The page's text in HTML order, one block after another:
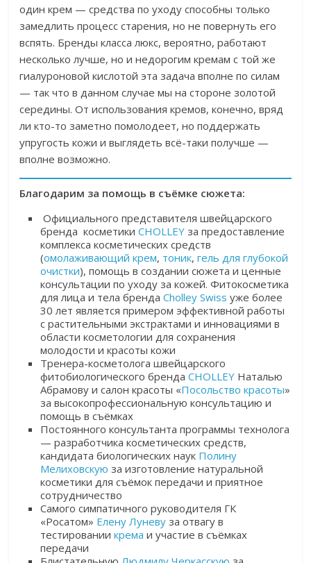
один крем — средства по уходу способны только
замедлить процесс старения, но не повернуть его
вспять. Бренды класса люкс, вероятно, работают
несколько лучше, но и недорогим кремам с той же
гиалуроновой кислотой эта задача вполне по силам
— так что в данном случае мы на стороне золотой
середины. От использования кремов, конечно, вряд
ли кто-то заметно помолодеет, но поддержать
упругость кожи и выглядеть всё-таки получше —
вполне возможно.
Благодарим за помощь в съёмке сюжета:
Официального представителя швейцарского
бренда косметикиCHOLLEY за предоставление
комплекса косметических средств
(омолаживающий крем, тоник,гель для глубокой
очистки), помощь в создании сюжета и ценные
консультации по уходу за кожей. Фитокосметика
для лица и тела брендаCholley Swiss уже более
30 лет является примером эффективной работы
с растительными экстрактами и инновациями в
области косметологии для сохранения
молодости и красоты кожи
Тренера-косметолога швейцарского
фитобиологического брендаCHOLLEY Наталью
Абрамову и салон красоты «Посольство красоты»
за высокопрофессиональную консультацию и
помощь в съёмках
Постоянного консультанта программы технолога
— разработчика косметических средств,
кандидата биологических наук Полину
Мелиховскую за изготовление натуральной
косметики для съёмок передачи и приятное
сотрудничество
Самого симпатичного руководителя ГК
«Росатом» Елену Луневу за отвагу в
тестированиикрема и участие в съёмках
передачи